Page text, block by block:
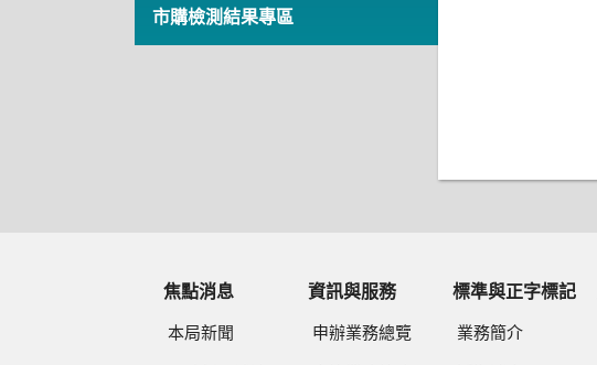
市購檢測結果專區
焦點消息
本局新聞
資訊與服務
申辦業務總覽
標準與正字標記
業務簡介